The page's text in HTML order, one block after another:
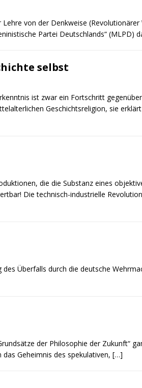
von der Denkweise (Revolutionärer
Partei Deutschlands“ (MLPD)
selbst
ist zwar ein Fortschritt
Geschichtsreligion, sie
die die Substanz eines
Die technisch-industrielle
Überfalls durch die deutsche
der Philosophie der Zukunft“
Geheimnis des spekulativen, […]